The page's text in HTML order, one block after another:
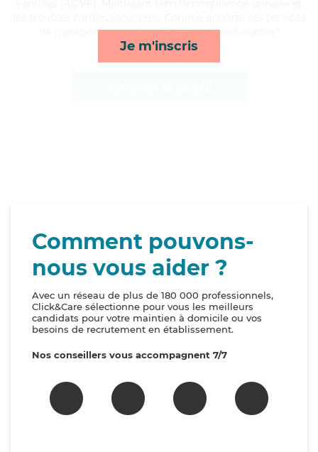
Je m'inscris
de transports, rappels, activités et lever/coucher*
Comment pouvons-
nous vous aider ?
Avec un réseau de plus de 180 000 professionnels,
Click&Care sélectionne pour vous les meilleurs
candidats pour votre maintien à domicile ou vos
besoins de recrutement en établissement.
Nos conseillers vous accompagnent 7/7